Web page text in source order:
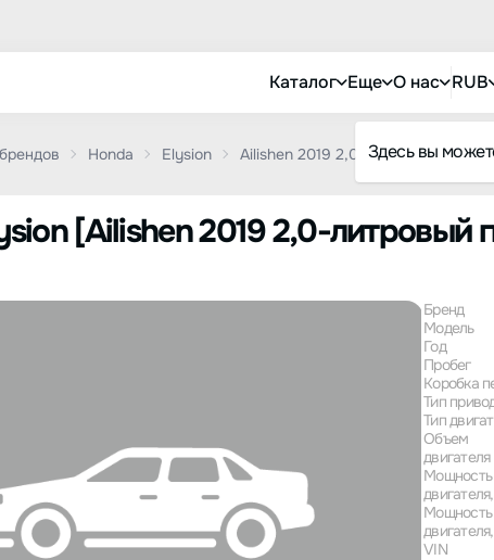
Каталог Еще О нас RUB
Здесь вы
Honda Elysion Ailishen 2019 2,0-литровый
[Ailishen 2019 2,0-литровый
Бренд
Модель
Год
Пробег
Коробка
Тип
Тип
Объем
двигателя
Мощность
Мощность
VIN